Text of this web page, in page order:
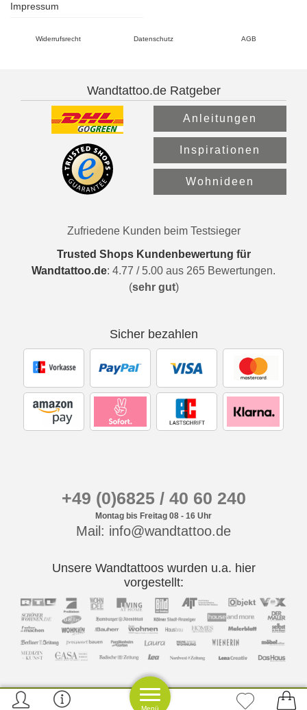
Impressum
Widerrufsrecht Datenschutz AGB
Wandtattoo.de Ratgeber
Anleitungen
Inspirationen
Wohnideen
Zufriedene Kunden beim Testsieger
Trusted Shops Kundenbewertung für
Wandtattoo.de: 4.77 / 5.00 aus 265 Bewertungen.
(sehr gut)
Sicher bezahlen
+49 (0)6825 / 40 60 240
Montag bis Freitag 08 - 16 Uhr
Mail: info@wandtattoo.de
Unsere Wandtattoos wurden u.a. hier
vorgestellt:
Menü